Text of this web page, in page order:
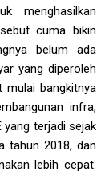
menghasilkan
cuma bikin
belum ada
yang diperoleh
mulai bangkitnya
infra,
yang terjadi sejak
tahun 2018, dan
lebih cepat.